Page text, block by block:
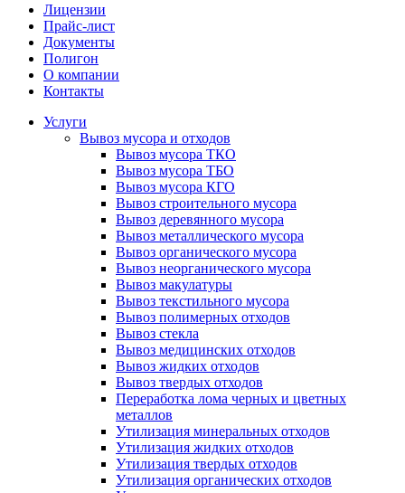
Лицензии
Прайс-лист
Документы
Полигон
О компании
Контакты
Услуги
Вывоз мусора и отходов
Вывоз мусора ТКО
Вывоз мусора ТБО
Вывоз мусора КГО
Вывоз строительного мусора
Вывоз деревянного мусора
Вывоз металлического мусора
Вывоз органического мусора
Вывоз неорганического мусора
Вывоз макулатуры
Вывоз текстильного мусора
Вывоз полимерных отходов
Вывоз стекла
Вывоз медицинских отходов
Вывоз жидких отходов
Вывоз твердых отходов
Переработка лома черных и цветных
металлов
Утилизация минеральных отходов
Утилизация жидких отходов
Утилизация твердых отходов
Утилизация органических отходов